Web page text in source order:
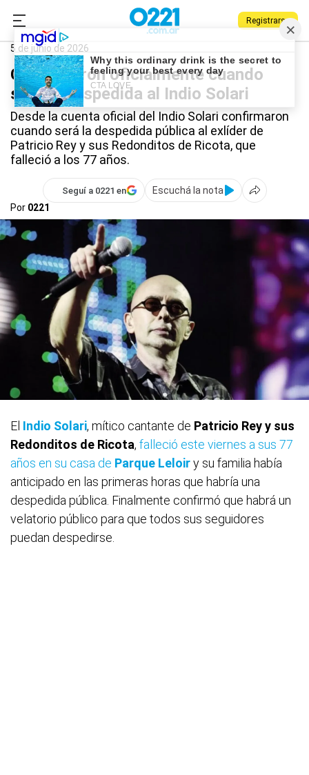
Registrarse
0221.com.ar
Indio Solari
5 de junio de 2026
Confirmaron oficialmente cuando
será la despedida al Indio Solari
Desde la cuenta oficial del Indio Solari confirmaron
cuando será la despedida pública al exlíder de
Patricio Rey y sus Redonditos de Ricota, que
falleció a los 77 años.
Seguí a 0221 en
Escuchá la nota
Por 0221
El Indio Solari, mítico cantante de Patricio Rey y sus
Redonditos de Ricota, falleció este viernes a sus 77
años en su casa de Parque Leloiry su familia había
anticipado en las primeras horas que habría una
despedida pública. Finalmente confirmó que habrá un
velatorio público para que todos sus seguidores
puedan despedirse.